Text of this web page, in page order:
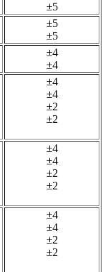
±5
±5
±5
±4
±4
±4
±4
±2
±2
±4
±4
±2
±2
±4
±4
±2
±2